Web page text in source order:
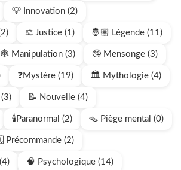
💡 Innovation (2)
⚖️ Justice (1) 🤴🏽 Légende (11)
🕸️ Manipulation (3) 🤥 Mensonge (3)
❓Mystère (19) 🏛️ Mythologie (4)
📝 Nouvelle (4)
🕯️Paranormal (2) 🪤 Piège mental (0)
Précommande (2)
🧠 Psychologique (14)